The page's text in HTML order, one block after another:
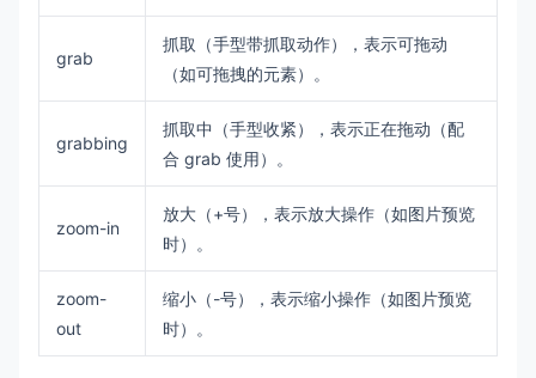
grab
抓取（手型带抓取动作），表示可拖动
（如可拖拽的元素）。
grabbing
抓取中（手型收紧），表示正在拖动（配
合 grab 使用）。
zoom-in
放大（+号），表示放大操作（如图片预览
时）。
zoom-
out
缩小（-号），表示缩小操作（如图片预览
时）。